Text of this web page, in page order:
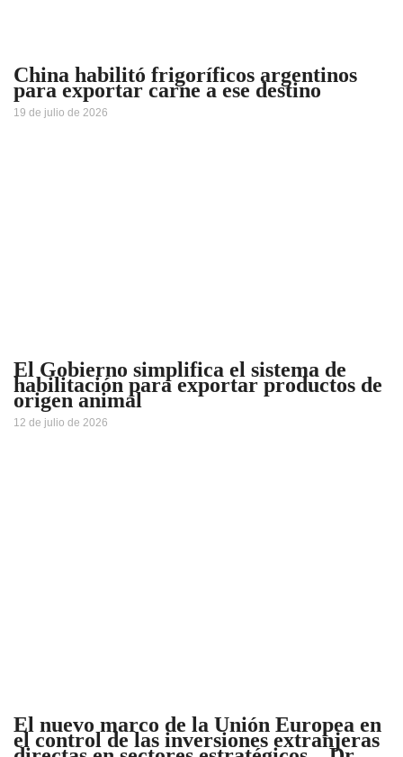
China habilitó frigoríficos argentinos
para exportar carne a ese destino
19 de julio de 2026
El Gobierno simplifica el sistema de
habilitación para exportar productos de
origen animal
12 de julio de 2026
El nuevo marco de la Unión Europea en
el control de las inversiones extranjeras